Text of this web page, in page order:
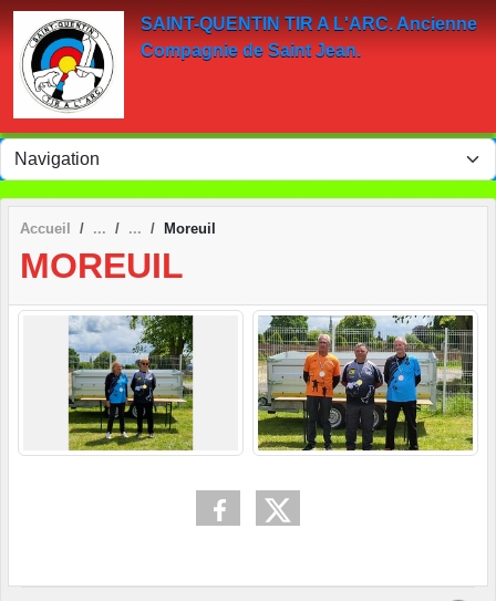
SAINT-QUENTIN TIR A L'ARC. Ancienne
Compagnie de Saint Jean.
Accueil Moreuil
MOREUIL
Panneau de gestion des cookies